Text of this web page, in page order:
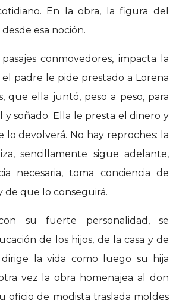
En la obra, la figura del
esa noción.
conmovedores, impacta la
padre le pide prestado a Lorena
que ella juntó, peso a peso, para
y soñado. Ella le presta el dinero y
lo devolverá. No hay reproches: la
sencillamente sigue adelante,
necesaria, toma conciencia de
de que lo conseguirá.
su fuerte personalidad, se
de los hijos, de la casa y de
dirige la vida como luego su hija
vez la obra homenajea al don
oficio de modista traslada moldes